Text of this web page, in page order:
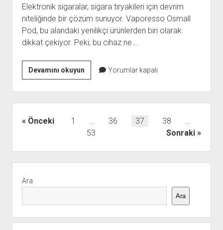
Elektronik sigaralar, sigara tiryakileri için devrim
niteliğinde bir çözüm sunuyor. Vaporesso Osmall
Pod, bu alandaki yenilikçi ürünlerden biri olarak
dikkat çekiyor. Peki, bu cihaz ne…
Devamını okuyunVaporesso
Osmall
Pod
Elektronik
Satış
Yorumlar kapalı
YazıÖnceki 1 … 36 37 38
…
53
Sonraki
Menü
Ara
Ara